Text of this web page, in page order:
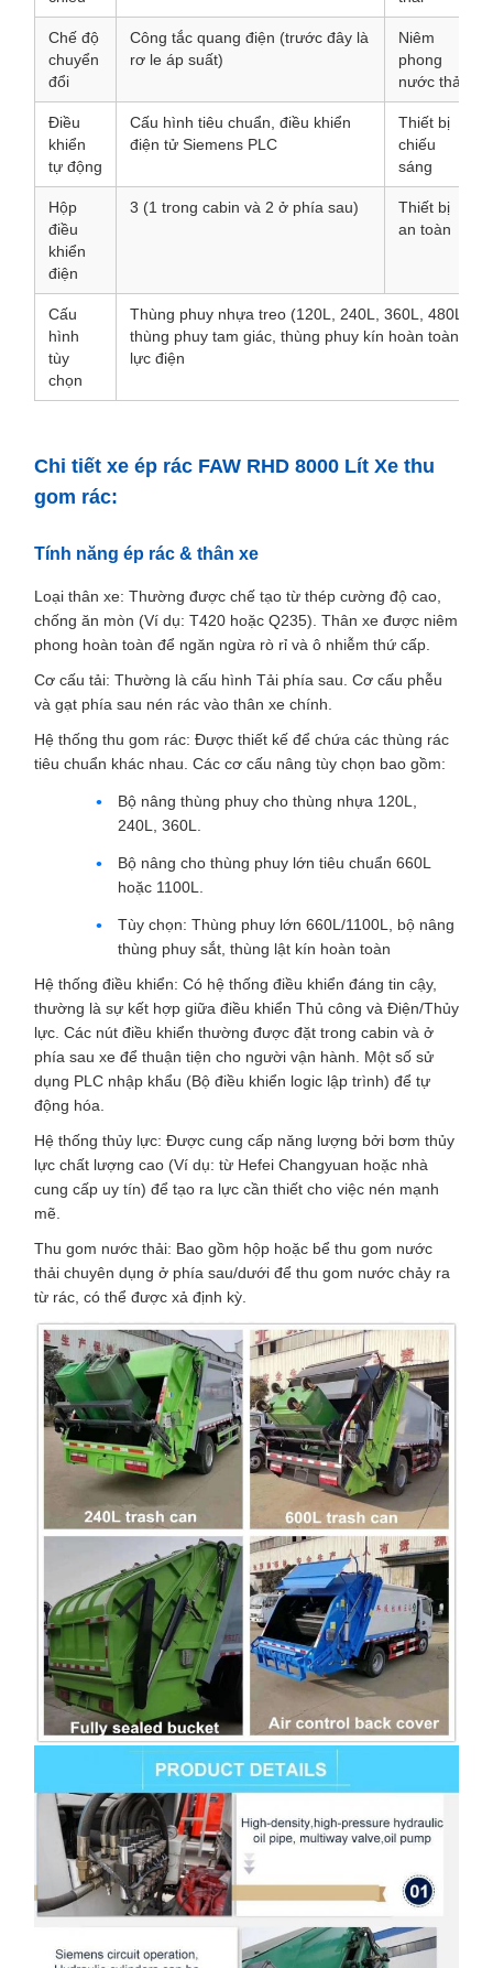
Chế độ
chuyển
đổi
Công tắc quang điện (trước đây là
rơ le áp suất)
Niêm
phong
nước thải
Điều
khiển
tự động
Cấu hình tiêu chuẩn, điều khiển
điện tử Siemens PLC
Thiết bị
chiếu
sáng
Hộp
điều
khiển
điện
3 (1 trong cabin và 2 ở phía sau)
Thiết bị
an toàn
Cấu
hình
tùy
chọn
Thùng phuy nhựa treo (120L, 240L, 360L, 480L,
thùng phuy tam giác, thùng phuy kín hoàn toàn,
lực điện
Chi tiết xe ép rác FAW RHD 8000 Lít Xe thu
gom rác:
Tính năng ép rác & thân xe
Loại thân xe: Thường được chế tạo từ thép cường độ cao,
chống ăn mòn (Ví dụ: T420 hoặc Q235). Thân xe được niêm
phong hoàn toàn để ngăn ngừa rò rỉ và ô nhiễm thứ cấp.
Cơ cấu tải: Thường là cấu hình Tải phía sau. Cơ cấu phễu
và gạt phía sau nén rác vào thân xe chính.
Hệ thống thu gom rác: Được thiết kế để chứa các thùng rác
tiêu chuẩn khác nhau. Các cơ cấu nâng tùy chọn bao gồm:
Bộ nâng thùng phuy cho thùng nhựa 120L,
240L, 360L.
Bộ nâng cho thùng phuy lớn tiêu chuẩn 660L
hoặc 1100L.
Tùy chọn: Thùng phuy lớn 660L/1100L, bộ nâng
thùng phuy sắt, thùng lật kín hoàn toàn
Hệ thống điều khiển: Có hệ thống điều khiển đáng tin cậy,
thường là sự kết hợp giữa điều khiển Thủ công và Điện/Thủy
lực. Các nút điều khiển thường được đặt trong cabin và ở
phía sau xe để thuận tiện cho người vận hành. Một số sử
dụng PLC nhập khẩu (Bộ điều khiển logic lập trình) để tự
động hóa.
Hệ thống thủy lực: Được cung cấp năng lượng bởi bơm thủy
lực chất lượng cao (Ví dụ: từ Hefei Changyuan hoặc nhà
cung cấp uy tín) để tạo ra lực cần thiết cho việc nén mạnh
mẽ.
Thu gom nước thải: Bao gồm hộp hoặc bể thu gom nước
thải chuyên dụng ở phía sau/dưới để thu gom nước chảy ra
từ rác, có thể được xả định kỳ.